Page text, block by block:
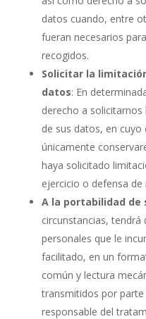
datos cuando, entre
fueran necesarios
recogidos.
Solicitar la
datos: En
derecho a
de sus datos, en
únicamente
haya solicitado
ejercicio o defensa de
A la portabilidad de
circunstancias,
personales que le
facilitado, en un
común y lectura
transmitidos por
responsable del